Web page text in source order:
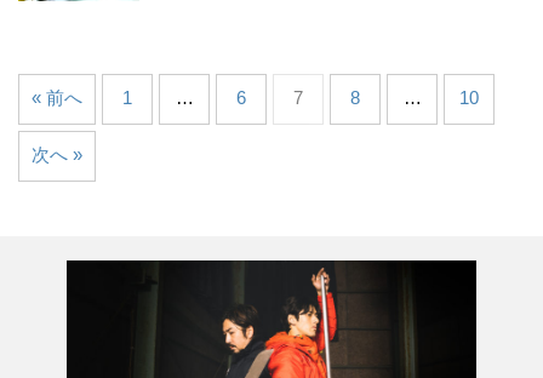
« 前へ 1 … 6 7 8 … 10
次へ »